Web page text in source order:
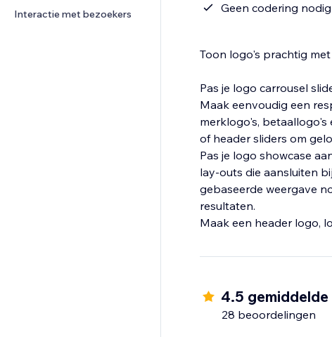
Interactie met bezoekers
Geen codering
Toon logo's prachtig
Pas je logo carrousel
Maak eenvoudig een
merklogo's,
of header sliders om
Pas je logo showcase
lay-outs die aansluiten
gebaseerde weergave
resultaten.
Maak een header logo,
4.5
28 beoordelingen